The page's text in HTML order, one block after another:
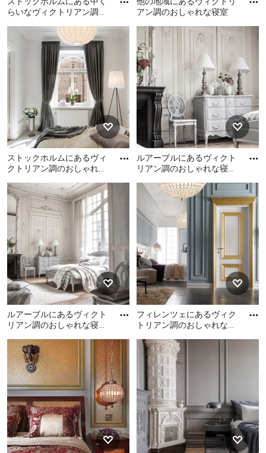
らいなヴィクトリアン調の
淡色無垢フローリング、コ
ー
ストックホルムにある中く
らいなヴィクトリアン調の
おしゃれな寝室 (白い壁、淡
色無垢フローリング、コー
ナー設置型暖炉)
アン調のおしゃれな寝室
他の地域にあるヴィクトリ
アン調のおしゃれな寝室
ストックホルムにあるヴィ
クトリアン調のおしゃれな
ストックホルムにあるヴィ
クトリアン調のおしゃれな
寝室のインテリア
ルアーブルにあるヴィクト
リアン調のおしゃれな寝室
ルアーブルにあるヴィクト
リアン調のおしゃれな寝室
のレイアウト
ルアーブルにあるヴィクト
リアン調のおしゃれな寝室
ルアーブルにあるヴィクト
リアン調のおしゃれな寝室
のレイアウト
フィレンツェにあるヴィク
トリアン調のおしゃれな寝
フィレンツェにあるヴィク
トリアン調のおしゃれな寝
室のレイアウト